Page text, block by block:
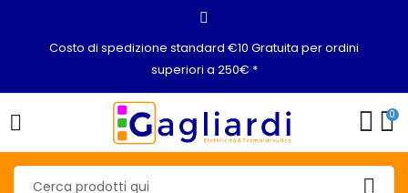
Costo di spedizione standard €10 Gratuita per ordini
superiori a 250€ *
0